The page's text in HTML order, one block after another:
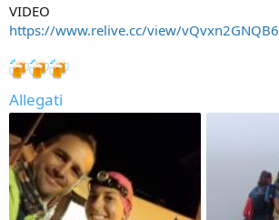
VIDEO
https://www.relive.cc/view/vQvxn2GNQB6
Allegati